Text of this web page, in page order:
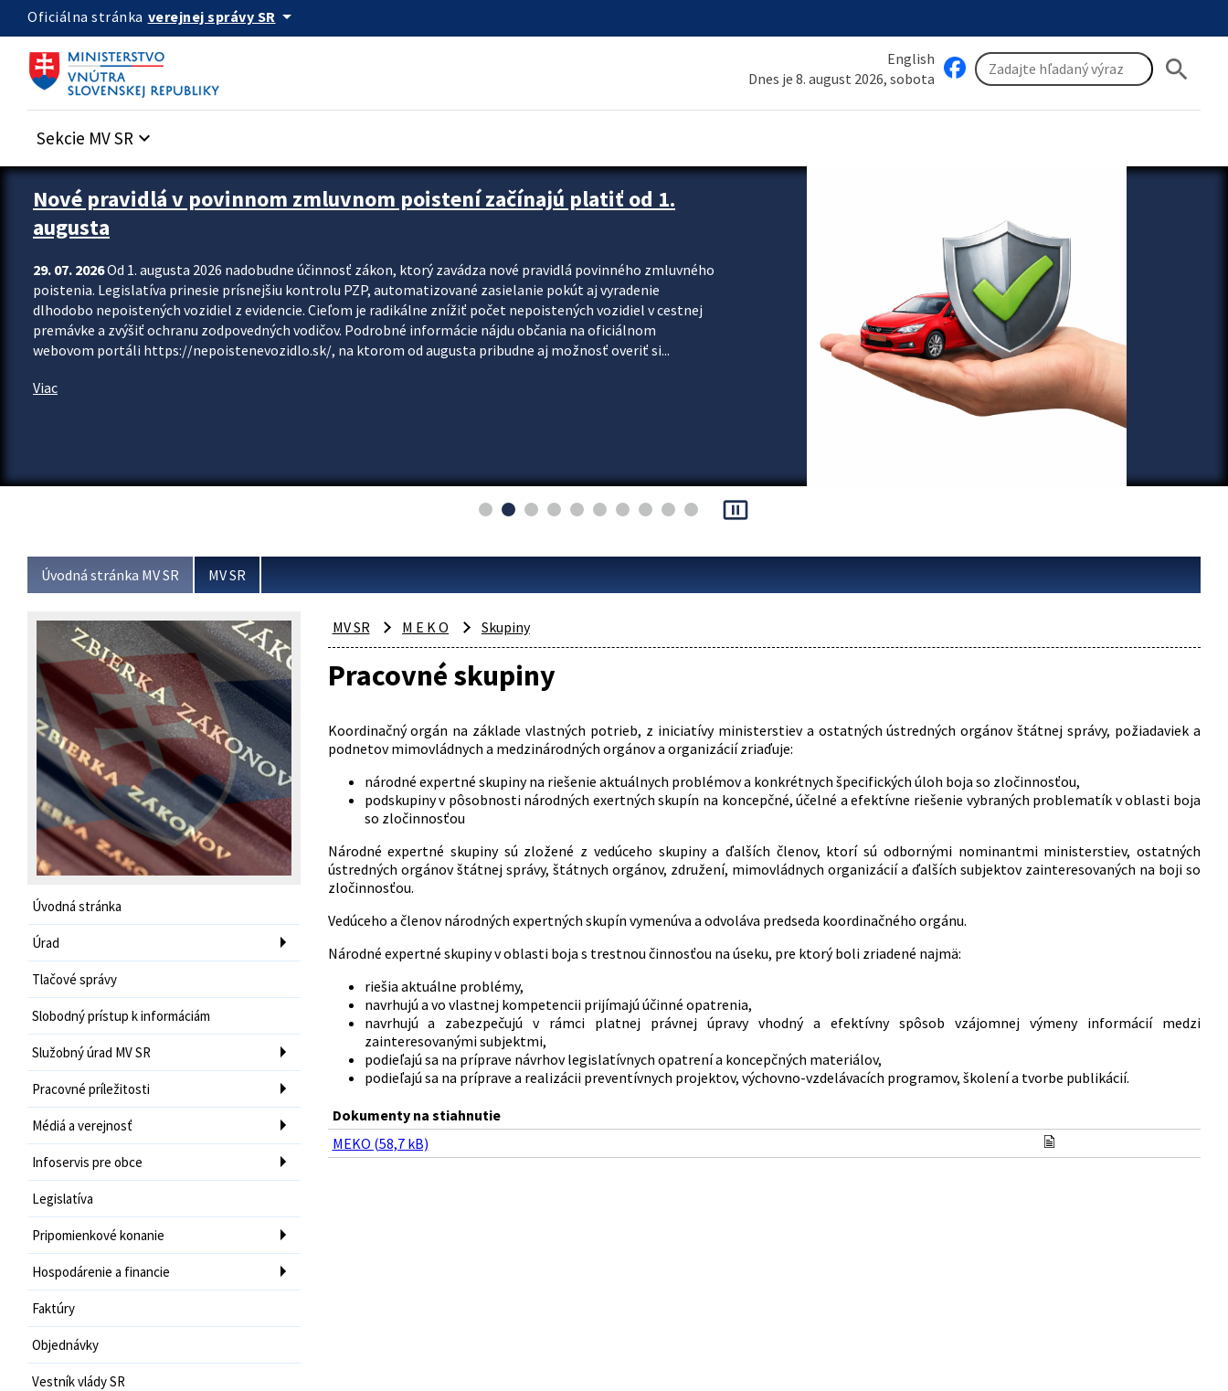
Preskocit na hlavný obsah
Oficiálna stránka verejnej správy SR arrow_drop_down
English
Dnes je 8. august 2026, sobota
search
Sekcie MV SR keyboard_arrow_down
Zastavit automatický posun upútavok
Nové pravidlá v povinnom zmluvnom poistení začínajú platiť od 1.
augusta
29. 07. 2026Od 1. augusta 2026 nadobudne účinnosť zákon, ktorý zavádza nové pravidlá povinného zmluvného
poistenia. Legislatíva prinesie prísnejšiu kontrolu PZP, automatizované zasielanie pokút aj vyradenie
dlhodobo nepoistených vozidiel z evidencie. Cieľom je radikálne znížiť počet nepoistených vozidiel v cestnej
premávke a zvýšiť ochranu zodpovedných vodičov. Podrobné informácie nájdu občania na oficiálnom
webovom portáli https://nepoistenevozidlo.sk/, na ktorom od augusta pribudne aj možnosť overiť si...
Viac
pause_presentation
Úvodná stránka MV SR MV SR
Úvodná stránka
Úrad
Tlačové správy
Slobodný prístup k informáciám
Služobný úrad MV SR
Pracovné príležitosti
Médiá a verejnosť
Infoservis pre obce
Legislatíva
Pripomienkové konanie
Hospodárenie a financie
Faktúry
Objednávky
Vestník vlády SR
MV SR M E K O Skupiny
Pracovné skupiny
Koordinačný orgán na základe vlastných potrieb, z iniciatívy ministerstiev a ostatných ústredných orgánov štátnej správy, požiadaviek a
podnetov mimovládnych a medzinárodných orgánov a organizácií zriaďuje:
národné expertné skupiny na riešenie aktuálnych problémov a konkrétnych špecifických úloh boja so zločinnosťou,
podskupiny v pôsobnosti národných exertných skupín na koncepčné, účelné a efektívne riešenie vybraných problematík v oblasti boja
so zločinnosťou
Národné expertné skupiny sú zložené z vedúceho skupiny a ďalších členov, ktorí sú odbornými nominantmi ministerstiev, ostatných
ústredných orgánov štátnej správy, štátnych orgánov, združení, mimovládnych organizácií a ďalších subjektov zainteresovaných na boji so
zločinnosťou.
Vedúceho a členov národných expertných skupín vymenúva a odvoláva predseda koordinačného orgánu.
Národné expertné skupiny v oblasti boja s trestnou činnosťou na úseku, pre ktorý boli zriadené najmä:
riešia aktuálne problémy,
navrhujú a vo vlastnej kompetencii prijímajú účinné opatrenia,
navrhujú a zabezpečujú v rámci platnej právnej úpravy vhodný a efektívny spôsob vzájomnej výmeny informácií medzi
zainteresovanými subjektmi,
podieľajú sa na príprave návrhov legislatívnych opatrení a koncepčných materiálov,
podieľajú sa na príprave a realizácii preventívnych projektov, výchovno-vzdelávacích programov, školení a tvorbe publikácií.
Dokumenty na stiahnutie
MEKO (58,7 kB)